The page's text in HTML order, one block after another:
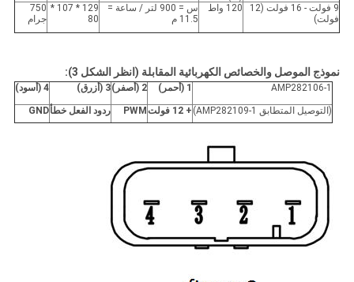
9 فولت - 16 فولت (12
فولت)
120 واط
س = 900 لتر / ساعة =
11.5 م
129 * 107 *
80
750
جرام
نموذج الموصل والخصائص الكهربائية المقابلة (انظر الشكل 3):
AMP282106-1 1 (أحمر) 2 (أصفر) 3 (أزرق) 4 (أسود)
(التوصيل المتطابق AMP282109-1) + 12 فولت PWM ردود الفعل خطأGND